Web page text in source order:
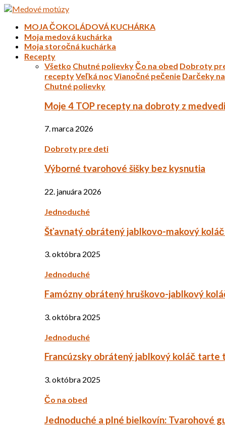
MOJA ČOKOLÁDOVÁ KUCHÁRKA
Moja medová kuchárka
Moja storočná kuchárka
Recepty
Všetko Chutné polievkyČo na obed Dobroty
receptyVeľká nocVianočné pečenie Darčeky
Chutné polievky
Moje 4 TOP recepty na dobroty z
7. marca 2026
Dobroty pre deti
Výborné tvarohové šišky bez kysnutia
22. januára 2026
Jednoduché
Šťavnatý obrátený jablkovo-makový
3. októbra 2025
Jednoduché
Famózny obrátený hruškovo-jablkový
3. októbra 2025
Jednoduché
Francúzsky obrátený jablkový koláč
3. októbra 2025
Čo na obed
Jednoduché a plné bielkovín: Tvarohové